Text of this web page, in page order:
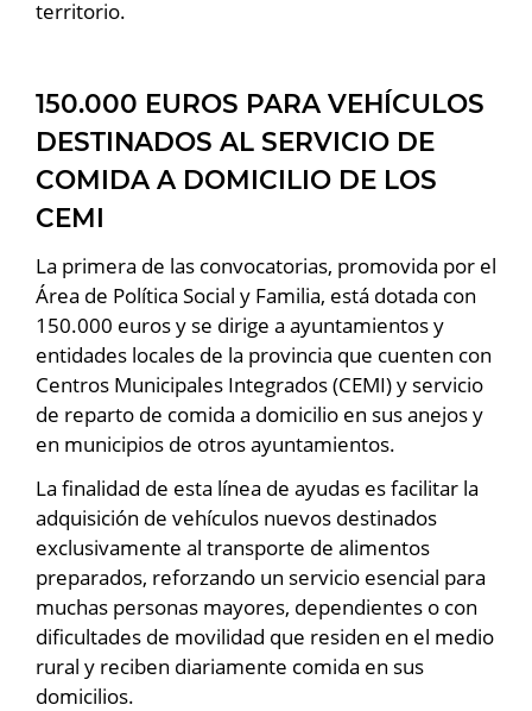
territorio.
150.000 EUROS PARA VEHÍCULOS
DESTINADOS AL SERVICIO DE
COMIDA A DOMICILIO DE LOS
CEMI
La primera de las convocatorias, promovida por el
Área de Política Social y Familia, está dotada con
150.000 euros y se dirige a ayuntamientos y
entidades locales de la provincia que cuenten con
Centros Municipales Integrados (CEMI) y servicio
de reparto de comida a domicilio en sus anejos y
en municipios de otros ayuntamientos.
La finalidad de esta línea de ayudas es facilitar la
adquisición de vehículos nuevos destinados
exclusivamente al transporte de alimentos
preparados, reforzando un servicio esencial para
muchas personas mayores, dependientes o con
dificultades de movilidad que residen en el medio
rural y reciben diariamente comida en sus
domicilios.